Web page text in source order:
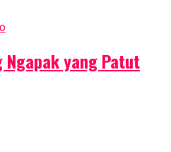
yang Patut